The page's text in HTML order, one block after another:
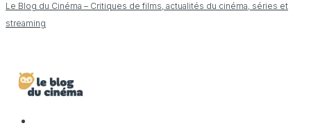
Le Blog du Cinéma – Critiques de films, actualités du cinéma, séries et
streaming